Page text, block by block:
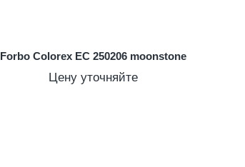
Forbo Colorex EC 250206 moonstone
Цену уточняйте